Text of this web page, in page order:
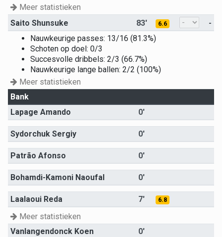
Meer statistieken
Saito Shunsuke
83' 6.6
-
Nauwkeurige passes: 13/16 (81.3%)
Schoten op doel: 0/3
Succesvolle dribbels: 2/3 (66.7%)
Nauwkeurige lange ballen: 2/2 (100%)
Meer statistieken
Bank
Lapage Amando
0'
Sydorchuk Sergiy 0'
Patrão Afonso 0'
Bohamdi-Kamoni Naoufal 0'
Laalaoui Reda 7' 6.8
Meer statistieken
Vanlangendonck Koen
0'